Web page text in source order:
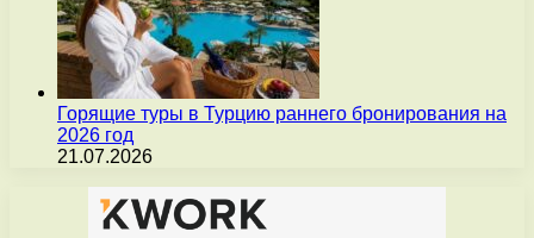
Горящие туры в Турцию раннего бронирования на
2026 год
21.07.2026